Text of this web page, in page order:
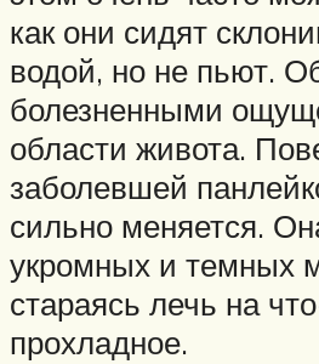
как они сидят
водой, но не пьют.
болезненными
области живота.
заболевшей
сильно меняется.
укромных и темных
стараясь лечь на
прохладное.